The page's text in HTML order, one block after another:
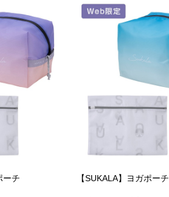
ーチ 【SUKALA】ヨガポーチ